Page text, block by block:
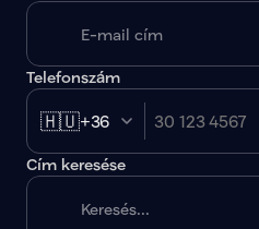
Telefonszám
🇭🇺+36
Cím keresése